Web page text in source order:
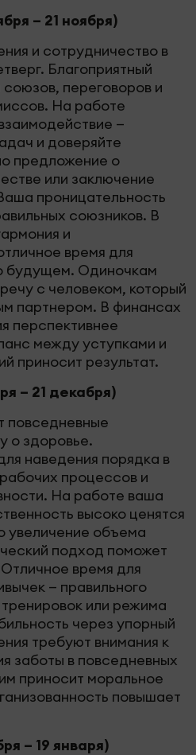
– 21 ноября)
и сотрудничество в
Благоприятный
переговоров и
На работе
—
и доверяйте
предложение о
или заключение
проницательность
союзников. В
и
время для
будущем. Одиночкам
с человеком, который
партнером. В финансах
перспективнее
между уступками и
приносит результат.
– 21 декабря)
повседневные
о здоровье.
наведения порядка в
процессов и
На работе ваша
высоко ценятся
увеличение объема
подход поможет
время для
— правильного
или режима
через упорный
требуют внимания к
заботы в повседневных
приносит моральное
повышает
– 19 января)